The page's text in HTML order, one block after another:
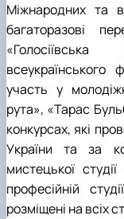
Міжнародних та
багаторазові
всеукраїнського
участь у
рута», «Тарас
конкурсах, які
України та за
мистецької
професійній
розміщені на всіх